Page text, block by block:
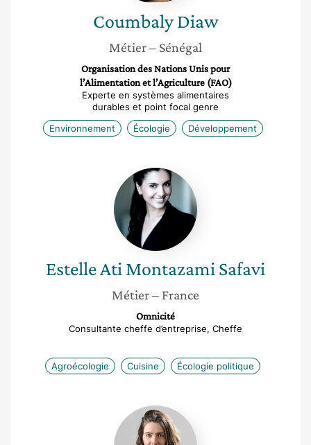
Coumbaly Diaw
Métier– Sénégal
Organisation des Nations Unis pour
l’Alimentation et l’Agriculture (FAO)
Experte en systèmes alimentaires
durables et point focal genre
Environnement
Écologie Développement
Estelle
Ati
Montazami
Safavi
Estelle Ati Montazami Safavi
Métier– France
Omnicité
Consultante cheffe d’entreprise, Cheffe
Agroécologie Cuisine Écologie politique
Noélie
Coudurier